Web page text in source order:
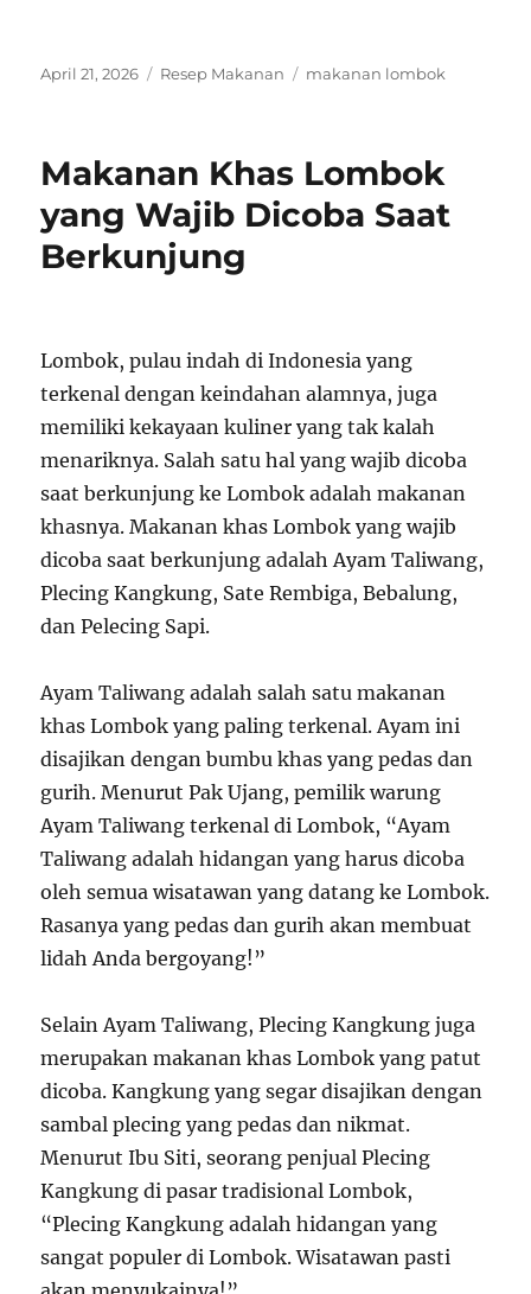
Posted
April 21, 2026 Categories
Resep Makanan Tags
makanan lombok
Makanan Khas Lombok
yang Wajib Dicoba Saat
Berkunjung
Lombok, pulau indah di Indonesia yang
terkenal dengan keindahan alamnya, juga
memiliki kekayaan kuliner yang tak kalah
menariknya. Salah satu hal yang wajib dicoba
saat berkunjung ke Lombok adalah makanan
khasnya. Makanan khas Lombok yang wajib
dicoba saat berkunjung adalah Ayam Taliwang,
Plecing Kangkung, Sate Rembiga, Bebalung,
dan Pelecing Sapi.
Ayam Taliwang adalah salah satu makanan
khas Lombok yang paling terkenal. Ayam ini
disajikan dengan bumbu khas yang pedas dan
gurih. Menurut Pak Ujang, pemilik warung
Ayam Taliwang terkenal di Lombok, “Ayam
Taliwang adalah hidangan yang harus dicoba
oleh semua wisatawan yang datang ke Lombok.
Rasanya yang pedas dan gurih akan membuat
lidah Anda bergoyang!”
Selain Ayam Taliwang, Plecing Kangkung juga
merupakan makanan khas Lombok yang patut
dicoba. Kangkung yang segar disajikan dengan
sambal plecing yang pedas dan nikmat.
Menurut Ibu Siti, seorang penjual Plecing
Kangkung di pasar tradisional Lombok,
“Plecing Kangkung adalah hidangan yang
sangat populer di Lombok. Wisatawan pasti